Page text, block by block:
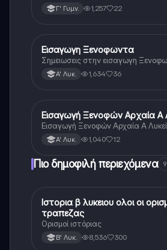
Γ' Γυμν. 1,257 22
Αρχαία Ελληνικά
Εισαγωγη Ξενοφωντα
Σημειωσεις στην εισαγωγη
Α' Λυκ. 1,634 36
Αρχαία Ελληνικά
Εισαγωγή Ξενοφών Αρχαία Α
Εισαγωγή Ξενοφών Αρχαία Α
Α' Λυκ. 1,040 12
Πιο δημοφιλή περιεχόμενα 9
Ιστορία
Ιστορια β λυκειου ολοι οι
τραπεζας
Ορισμοί ιστόριας
Β' Λυκ. 8,536 300